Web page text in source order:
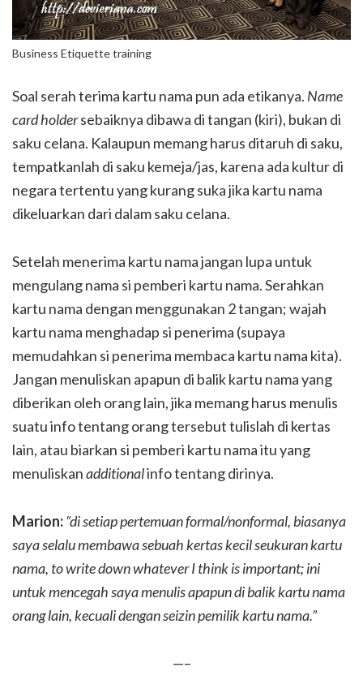
Business Etiquette training
Soal serah terima kartu nama pun ada etikanya. Name
card holdersebaiknya dibawa di tangan (kiri), bukan di
saku celana. Kalaupun memang harus ditaruh di saku,
tempatkanlah di saku kemeja/jas, karena ada kultur di
negara tertentu yang kurang suka jika kartu nama
dikeluarkan dari dalam saku celana.
Setelah menerima kartu nama jangan lupa untuk
mengulang nama si pemberi kartu nama. Serahkan
kartu nama dengan menggunakan 2 tangan; wajah
kartu nama menghadap si penerima (supaya
memudahkan si penerima membaca kartu nama kita).
Jangan menuliskan apapun di balik kartu nama yang
diberikan oleh orang lain, jika memang harus menulis
suatu info tentang orang tersebut tulislah di kertas
lain, atau biarkan si pemberi kartu nama itu yang
menuliskanadditionalinfo tentang dirinya.
Marion:“di setiap pertemuan formal/nonformal, biasanya
saya selalu membawa sebuah kertas kecil seukuran kartu
nama, to write down whatever I think is important; ini
untuk mencegah saya menulis apapun di balik kartu nama
orang lain, kecuali dengan seizin pemilik kartu nama.”
—–